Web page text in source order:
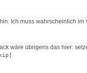
Ich muss wahrscheinlich im
wäre übrigens das hier: